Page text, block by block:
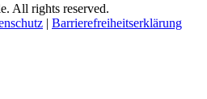
All rights reserved.
| Barrierefreiheitserklärung